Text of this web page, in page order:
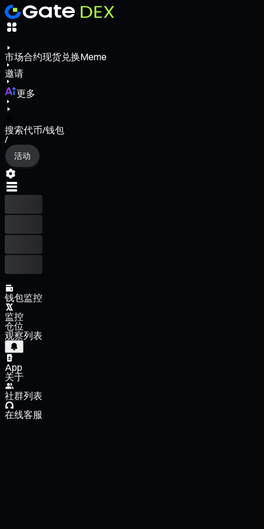
市场合约现货兑换Meme
邀请
更多
搜索代币/钱包
/
活动
钱包监控
监控
仓位
观察列表
App
关于
社群列表
在线客服